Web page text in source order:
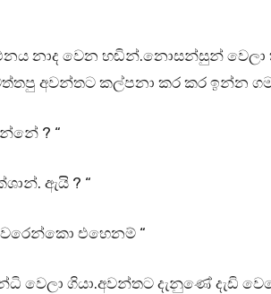
නාද වෙන හඬින්.නොසන්සුන්
අවන්තට කල්පනා කර කර ඉන්න
? “
ඇයි ? “
වරෙන්කො එහෙනම් “
වෙලා ගියා.අවන්තට දැනුණේ දැඩි